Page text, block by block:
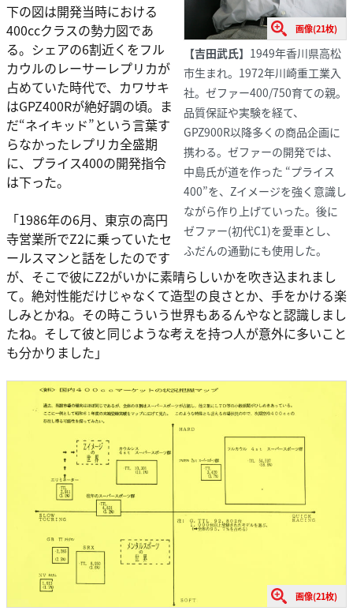
画像(21枚)
【吉田武氏】 1949年香川県高松
市生まれ。1972年川崎重工業入
社。ゼファー400/750育ての親。
品質保証や実験を経て、
GPZ900R以降多くの商品企画に
携わる。ゼファーの開発では、
中島氏が道を作った “プライス
400”を、Zイメージを強く意識し
ながら作り上げていった。後に
ゼファー(初代C1)を愛車とし、
ふだんの通勤にも使用した。
下の図は開発当時における
400ccクラスの勢力図であ
る。シェアの6割近くをフル
カウルのレーサーレプリカが
占めていた時代で、カワサキ
はGPZ400Rが絶好調の頃。ま
だ“ネイキッド”という言葉す
らなかったレプリカ全盛期
に、プライス400の開発指令
は下った。
「1986年の6月、東京の高円
寺営業所でZ2に乗っていたセ
ールスマンと話をしたのです
が、そこで彼にZ2がいかに素晴らしいかを吹き込まれまし
て。絶対性能だけじゃなくて造型の良さとか、手をかける楽
しみとかね。その時こういう世界もあるんやなと認識しまし
たね。そして彼と同じような考えを持つ人が意外に多いこと
も分かりました」
画像(21枚)